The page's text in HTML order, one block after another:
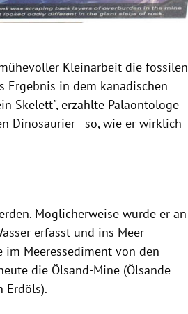
Kleinarbeit die fossilen
Ergebnis in dem kanadischen
Skelett", erzählte Paläontologe
Dinosaurier - so, wie er wirklich
Möglicherweise wurde er an
erfasst und ins Meer
im Meeressediment von den
die Ölsand-Mine (Ölsande
Erdöls).